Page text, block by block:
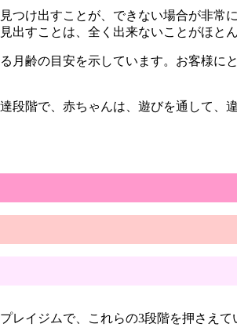
つけ出すことが、できない場合が非常
すことは、全く出来ないことがほとん
齢の目安を示しています。お客様に
段階で、赤ちゃんは、遊びを通して、
イジムで、これらの3段階を押さえて